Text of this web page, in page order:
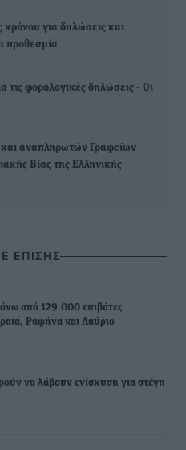
για δηλώσεις και
προθεσμία
τις φορολογικές δηλώσεις - Οι
αναπληρωτών Γραφείων
Βίας της Ελληνικής
ΕΠΙΣΗΣ
από 129.000 επιβάτες
Ραφήνα και Λαύριο
να λάβουν ενίσχυση για στέγη